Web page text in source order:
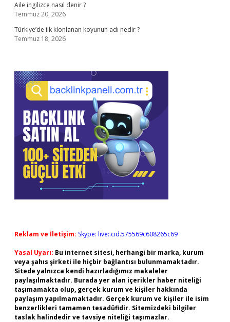
Aile ingilizce nasıl denir ?
Temmuz 20, 2026
Türkiye’de ilk klonlanan koyunun adı nedir ?
Temmuz 18, 2026
Reklam ve İletişim: Skype: live:.cid.575569c608265c69
Yasal Uyarı: Bu internet sitesi, herhangi bir marka, kurum
veya şahıs şirketi ile hiçbir bağlantısı bulunmamaktadır.
Sitede yalnızca kendi hazırladığımız makaleler
paylaşılmaktadır. Burada yer alan içerikler haber niteliği
taşımamakta olup, gerçek kurum ve kişiler hakkında
paylaşım yapılmamaktadır. Gerçek kurum ve kişiler ile isim
benzerlikleri tamamen tesadüfidir. Sitemizdeki bilgiler
taslak halindedir ve tavsiye niteliği taşımazlar.